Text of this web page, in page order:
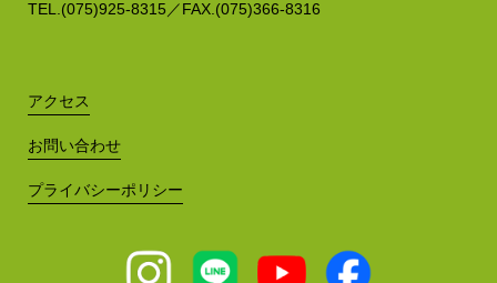
TEL.(075)925-8315／FAX.(075)366-8316
アクセス
お問い合わせ
プライバシーポリシー